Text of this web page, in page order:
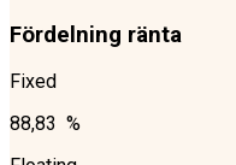
Fördelning ränta
Fixed
88,83 %